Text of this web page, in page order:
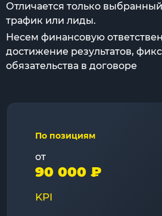
Отличается только
трафик или лиды.
Несем финансовую
достижение результатов,
обязательства в договоре
По позициям
от
90 000 ₽
KPI